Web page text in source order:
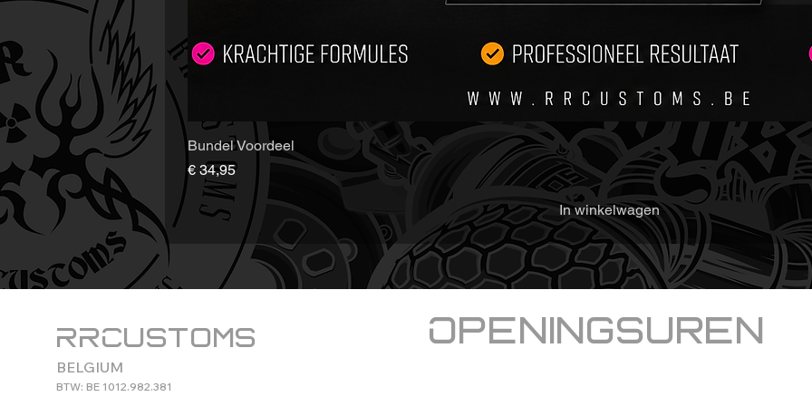
je
met
niet
het
Bundel Voordeel
Prijs
€ 34,95
In winkelwagen
RRCustoms
BELGIUM
BTW: BE 1012.982.381
Openingsuren